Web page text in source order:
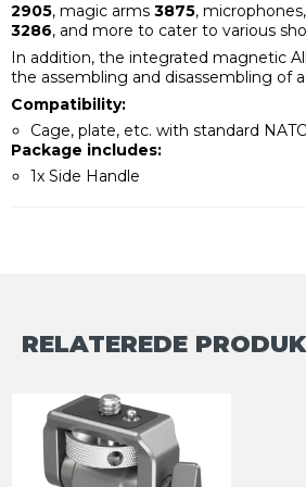
2905, magic arms 3875,
3286, and more to cater to various
In addition, the integrated magnetic
the assembling and disassembling of
Compatibility:
Cage, plate, etc. with standard
Package includes:
1x Side Handle
RELATEREDE